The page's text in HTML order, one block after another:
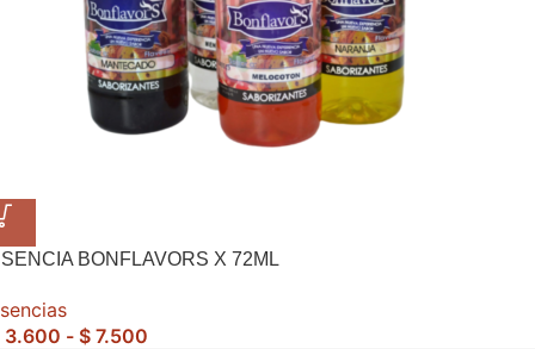
BONFLAVORS X 72ML
3.600 - $ 7.500